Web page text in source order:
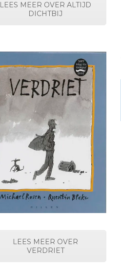
LEES MEER OVER ALTIJD
DICHTBIJ
LEES MEER OVER
VERDRIET